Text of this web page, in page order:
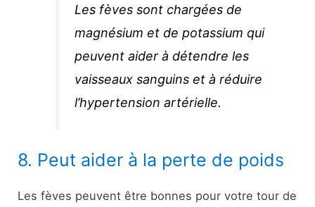
Les fèves sont chargées de
magnésium et de potassium qui
peuvent aider à détendre les
vaisseaux sanguins et à réduire
l’hypertension artérielle.
8. Peut aider à la perte de poids
Les fèves peuvent être bonnes pour votre tour de